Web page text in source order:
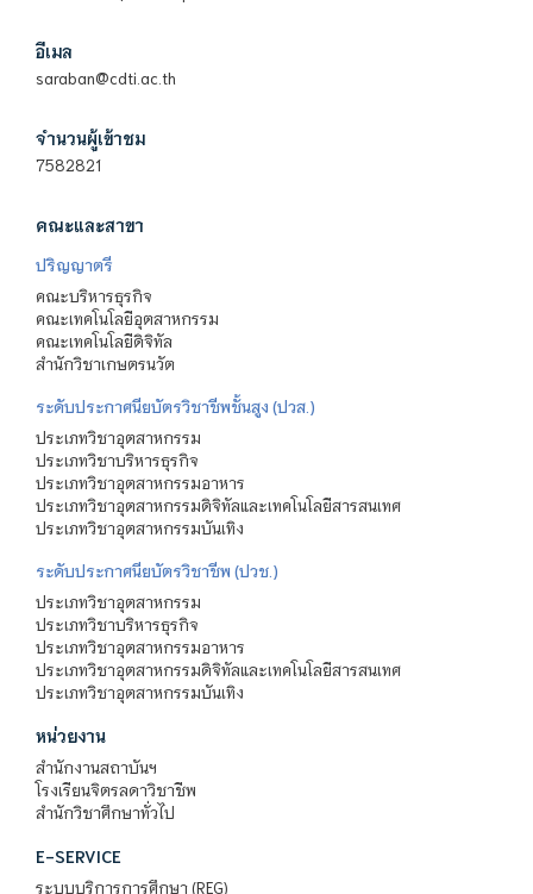
อีเมล
saraban@cdti.ac.th
จำนวนผู้เข้าชม
7582821
คณะและสาขา
ปริญญาตรี
คณะบริหารธุรกิจ
คณะเทคโนโลยีอุตสาหกรรม
คณะเทคโนโลยีดิจิทัล
สำนักวิชาเกษตรนวัต
ระดับประกาศนียบัตรวิชาชีพชั้นสูง (ปวส.)
ประเภทวิชาอุตสาหกรรม
ประเภทวิชาบริหารธุรกิจ
ประเภทวิชาอุตสาหกรรมอาหาร
ประเภทวิชาอุตสาหกรรมดิจิทัลและเทคโนโลยีสารสนเทศ
ประเภทวิชาอุตสาหกรรมบันเทิง
ระดับประกาศนียบัตรวิชาชีพ (ปวช.)
ประเภทวิชาอุตสาหกรรม
ประเภทวิชาบริหารธุรกิจ
ประเภทวิชาอุตสาหกรรมอาหาร
ประเภทวิชาอุตสาหกรรมดิจิทัลและเทคโนโลยีสารสนเทศ
ประเภทวิชาอุตสาหกรรมบันเทิง
หน่วยงาน
สำนักงานสถาบันฯ
โรงเรียนจิตรลดาวิชาชีพ
สำนักวิชาศึกษาทั่วไป
E-SERVICE
ระบบบริการการศึกษา (REG)